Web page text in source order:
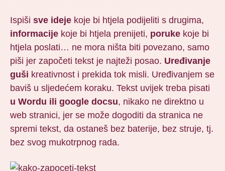
Ispiši sve ideje koje bi htjela podijeliti s drugima,
informacije koje bi htjela prenijeti, poruke koje bi
htjela poslati… ne mora ništa biti povezano, samo
piši jer započeti tekst je najteži posao. Uređivanje
guši kreativnost i prekida tok misli. Uređivanjem se
baviš u sljedećem koraku. Tekst uvijek treba pisati
u Wordu ili google docsu, nikako ne direktno u
web stranici, jer se može dogoditi da stranica ne
spremi tekst, da ostaneš bez baterije, bez struje, tj.
bez svog mukotrpnog rada.